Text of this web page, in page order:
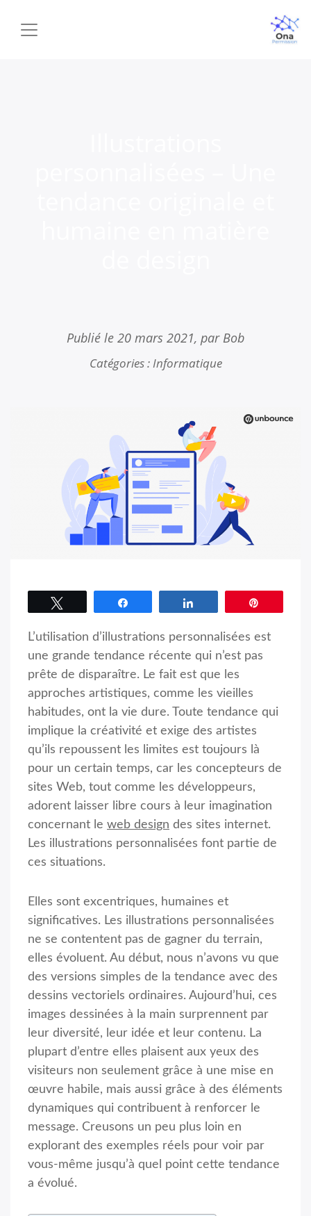
Publié le 20 mars 2021, par Bob
Catégories :Informatique
L’utilisation d’illustrations personnalisées est
une grande tendance récente qui n’est pas
prête de disparaître. Le fait est que les
approches artistiques, comme les vieilles
habitudes, ont la vie dure. Toute tendance qui
implique la créativité et exige des artistes
qu’ils repoussent les limites est toujours là
pour un certain temps, car les concepteurs de
sites Web, tout comme les développeurs,
adorent laisser libre cours à leur imagination
concernant le web design des sites internet.
Les illustrations personnalisées font partie de
ces situations.
Elles sont excentriques, humaines et
significatives. Les illustrations personnalisées
ne se contentent pas de gagner du terrain,
elles évoluent. Au début, nous n’avons vu que
des versions simples de la tendance avec des
dessins vectoriels ordinaires. Aujourd’hui, ces
images dessinées à la main surprennent par
leur diversité, leur idée et leur contenu. La
plupart d’entre elles plaisent aux yeux des
visiteurs non seulement grâce à une mise en
œuvre habile, mais aussi grâce à des éléments
dynamiques qui contribuent à renforcer le
message. Creusons un peu plus loin en
explorant des exemples réels pour voir par
vous-même jusqu’à quel point cette tendance
a évolué.